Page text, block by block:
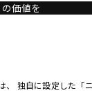
価値を
独自に設定した「ニ